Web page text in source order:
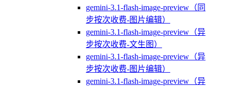
gemini-3.1-flash-image-preview（同
步按次收费-图片编辑）
gemini-3.1-flash-image-preview（异
步按次收费-文生图）
gemini-3.1-flash-image-preview（异
步按次收费-图片编辑）
gemini-3.1-flash-image-preview（异